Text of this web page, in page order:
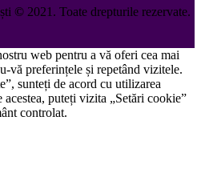
©️2021. Toate drepturile rezervate.
web pentru a vă oferi cea mai
vă preferințele și repetând vizitele.
sunteți de acord cu utilizarea
puteți vizita „Setări cookie”
controlat.